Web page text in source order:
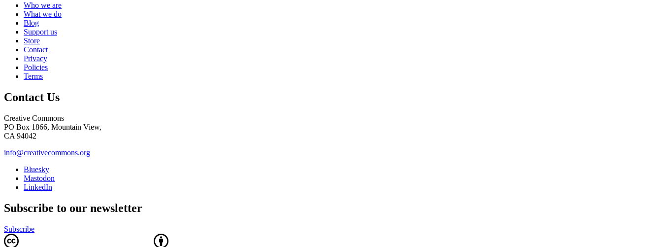
Who we are
What we do
Blog
Support us
Store
Contact
Privacy
Policies
Terms
Contact Us
Creative Commons
PO Box 1866, Mountain View,
CA 94042
info@creativecommons.org
Bluesky
Mastodon
LinkedIn
Subscribe to our newsletter
Subscribe